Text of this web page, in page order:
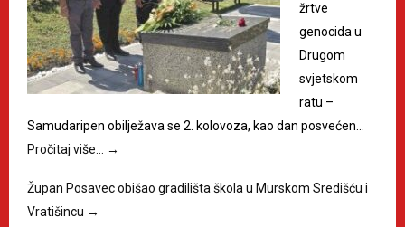
žrtve
genocida u
Drugom
svjetskom
ratu –
Samudaripen obilježava se 2. kolovoza, kao dan posvećen…
Pročitaj više… →
Župan Posavec obišao gradilišta škola u Murskom Središću i
Vratišincu →